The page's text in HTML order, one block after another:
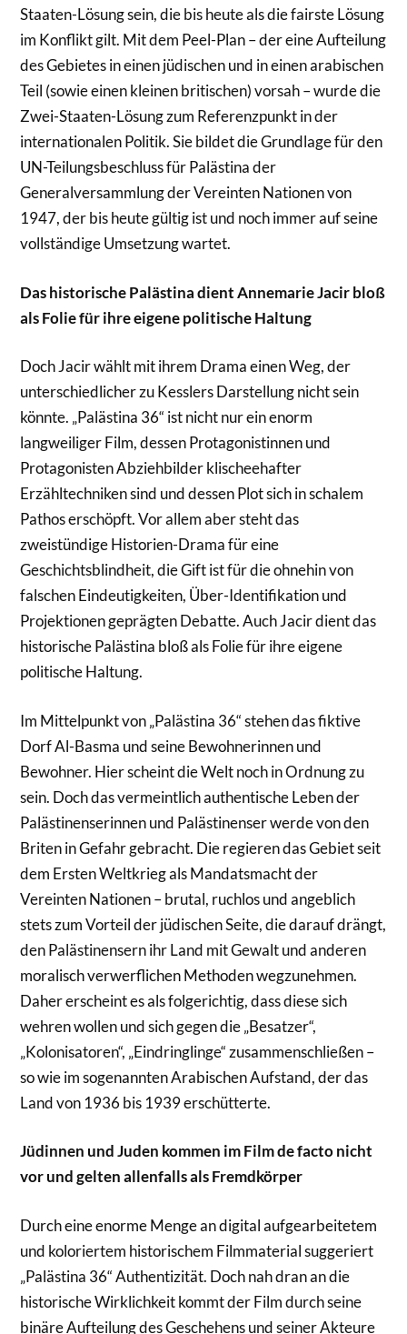
Staaten-Lösung sein, die bis heute als die fairste Lösung
im Konflikt gilt. Mit dem Peel-Plan – der eine Aufteilung
des Gebietes in einen jüdischen und in einen arabischen
Teil (sowie einen kleinen britischen) vorsah – wurde die
Zwei-Staaten-Lösung zum Referenzpunkt in der
internationalen Politik. Sie bildet die Grundlage für den
UN-Teilungsbeschluss für Palästina der
Generalversammlung der Vereinten Nationen von
1947, der bis heute gültig ist und noch immer auf seine
vollständige Umsetzung wartet.
Das historische Palästina dient Annemarie Jacir bloß
als Folie für ihre eigenepolitische Haltung
Doch Jacir wählt mit ihrem Drama einen Weg, der
unterschiedlicher zu Kesslers Darstellung nicht sein
könnte. „Palästina 36“ ist nicht nur ein enorm
langweiliger Film, dessen Protagonistinnen und
Protagonisten Abziehbilder klischeehafter
Erzähltechniken sind und dessen Plot sich in schalem
Pathos erschöpft. Vor allem aber steht das
zweistündige Historien-Drama für eine
Geschichtsblindheit, die Gift ist für die ohnehin von
falschen Eindeutigkeiten, Über-Identifikation und
Projektionen geprägten Debatte. Auch Jacir dient das
historische Palästina bloß als Folie für ihre eigene
politische Haltung.
Im Mittelpunkt von „Palästina 36“ stehen das fiktive
Dorf Al-Basma und seine Bewohnerinnen und
Bewohner. Hier scheint die Welt noch in Ordnung zu
sein. Doch das vermeintlich authentische Leben der
Palästinenserinnen und Palästinenser werde von den
Briten in Gefahr gebracht. Die regieren das Gebiet seit
dem Ersten Weltkrieg als Mandatsmacht der
Vereinten Nationen – brutal, ruchlos und angeblich
stets zum Vorteil der jüdischen Seite, die darauf drängt,
den Palästinensern ihr Land mit Gewalt und anderen
moralisch verwerflichen Methoden wegzunehmen.
Daher erscheint es als folgerichtig, dass diese sich
wehren wollen und sich gegen die „Besatzer“,
„Kolonisatoren“, „Eindringlinge“ zusammenschließen –
so wie im sogenannten Arabischen Aufstand, der das
Land von 1936 bis 1939 erschütterte.
Jüdinnen und Juden kommen im Film de facto nicht
vor und gelten allenfallsals Fremdkörper
Durch eine enorme Menge an digital aufgearbeitetem
und koloriertem historischem Filmmaterial suggeriert
„Palästina 36“ Authentizität. Doch nah dran an die
historische Wirklichkeit kommt der Film durch seine
binäre Aufteilung des Geschehens und seiner Akteure